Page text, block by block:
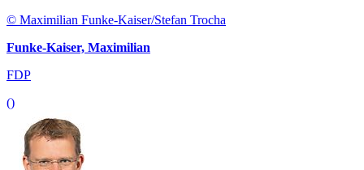
© Maximilian Funke-Kaiser/Stefan Trocha
Funke-Kaiser, Maximilian
FDP
()